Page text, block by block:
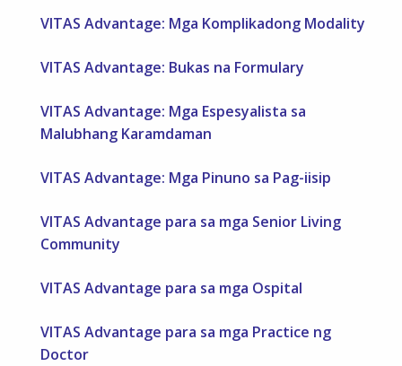
VITAS Advantage: Mga Komplikadong Modality
VITAS Advantage: Bukas na Formulary
VITAS Advantage: Mga Espesyalista sa
Malubhang Karamdaman
VITAS Advantage: Mga Pinuno sa Pag-iisip
VITAS Advantage para sa mga Senior Living
Community
VITAS Advantage para sa mga Ospital
VITAS Advantage para sa mga Practice ng
Doctor